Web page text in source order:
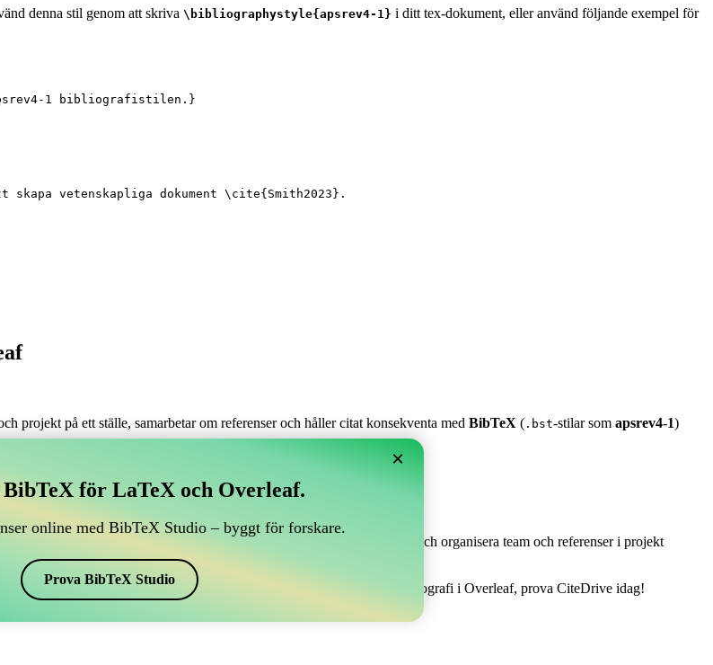
denna stil genom att skriva \bibliographystyle{apsrev4-1} i ditt tex-dokument, eller använd följande exempel för
apsrev4-1 bibliografistilen.}
vetenskapliga dokument \cite{ Smith2023 }.
projekt på ett ställe, samarbetar om referenser och håller citat konsekventa med BibTeX ( .bst-stilar som apsrev4-1)
referenser, som kopplar till Overleaf?
som kopplar till Overleaf?”
bibliografi i Overleaf, kan CiteDrive vara perfekt! Det låter dig samla och organisera team och referenser i projekt
apsrev4-1. Så om du letar efter ett enkelt sätt att hantera din bibliografi i Overleaf, prova CiteDrive idag!
×
för LaTeX och Overleaf.
online med BibTeX Studio – byggt för forskare.
Prova BibTeX Studio